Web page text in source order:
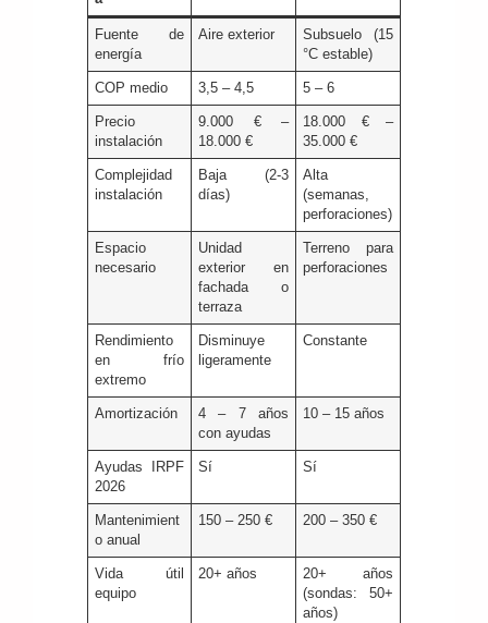
Fuente de
energía
Aire exterior
Subsuelo (15
°C estable)
COP medio 3,5 – 4,5 5 – 6
Precio
instalación
9.000 € –
18.000 €
18.000 € –
35.000 €
Complejidad
instalación
Baja (2-3
días)
Alta
(semanas,
perforaciones)
Espacio
necesario
Unidad
exterior en
fachada o
terraza
Terreno para
perforaciones
Rendimiento
en frío
extremo
Disminuye
ligeramente
Constante
Amortización
4 – 7 años
con ayudas
10 – 15 años
Ayudas IRPF
2026
Sí Sí
Mantenimient
o anual
150 – 250 € 200 – 350 €
Vida útil
equipo
20+ años
20+ años
(sondas: 50+
años)